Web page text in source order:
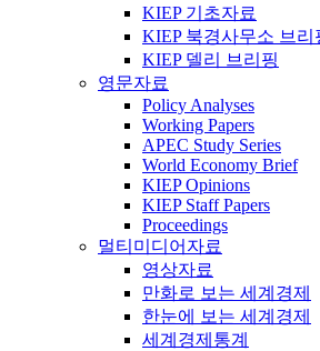
KIEP 기초자료
KIEP 북경사무소 브리
KIEP 델리 브리핑
영문자료
Policy Analyses
Working Papers
APEC Study Series
World Economy Brief
KIEP Opinions
KIEP Staff Papers
Proceedings
멀티미디어자료
영상자료
만화로 보는 세계경제
한눈에 보는 세계경제
세계경제통계